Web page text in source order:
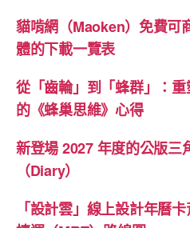
貓啃網（Maoken）免費可
體的下載一覽表
從「齒輪」到「蜂群」：重
的《蜂巢思維》心得
新登場 2027 年度的公版三
（Diary）
「設計雲」線上設計年曆